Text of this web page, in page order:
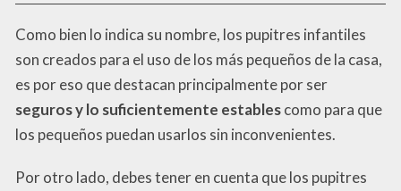
Como bien lo indica su nombre, los pupitres infantiles
son creados para el uso de los más pequeños de la casa,
es por eso que destacan principalmente por ser
seguros y lo suficientemente establescomo para que
los pequeños puedan usarlos sin inconvenientes.
Por otro lado, debes tener en cuenta que los pupitres